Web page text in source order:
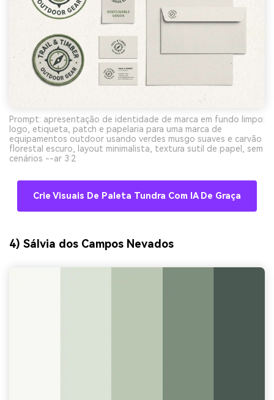
Prompt: apresentação de identidade de marca em fundo limpo:
logo, etiqueta, patch e papelaria para uma marca de
equipamentos outdoor usando verdes musgo suaves e carvão
florestal escuro, layout minimalista, textura sutil de papel, sem
cenários --ar 3:2
Crie Visuais De Paleta Tundra Com IA De Graça
4) Sálvia dos Campos Nevados